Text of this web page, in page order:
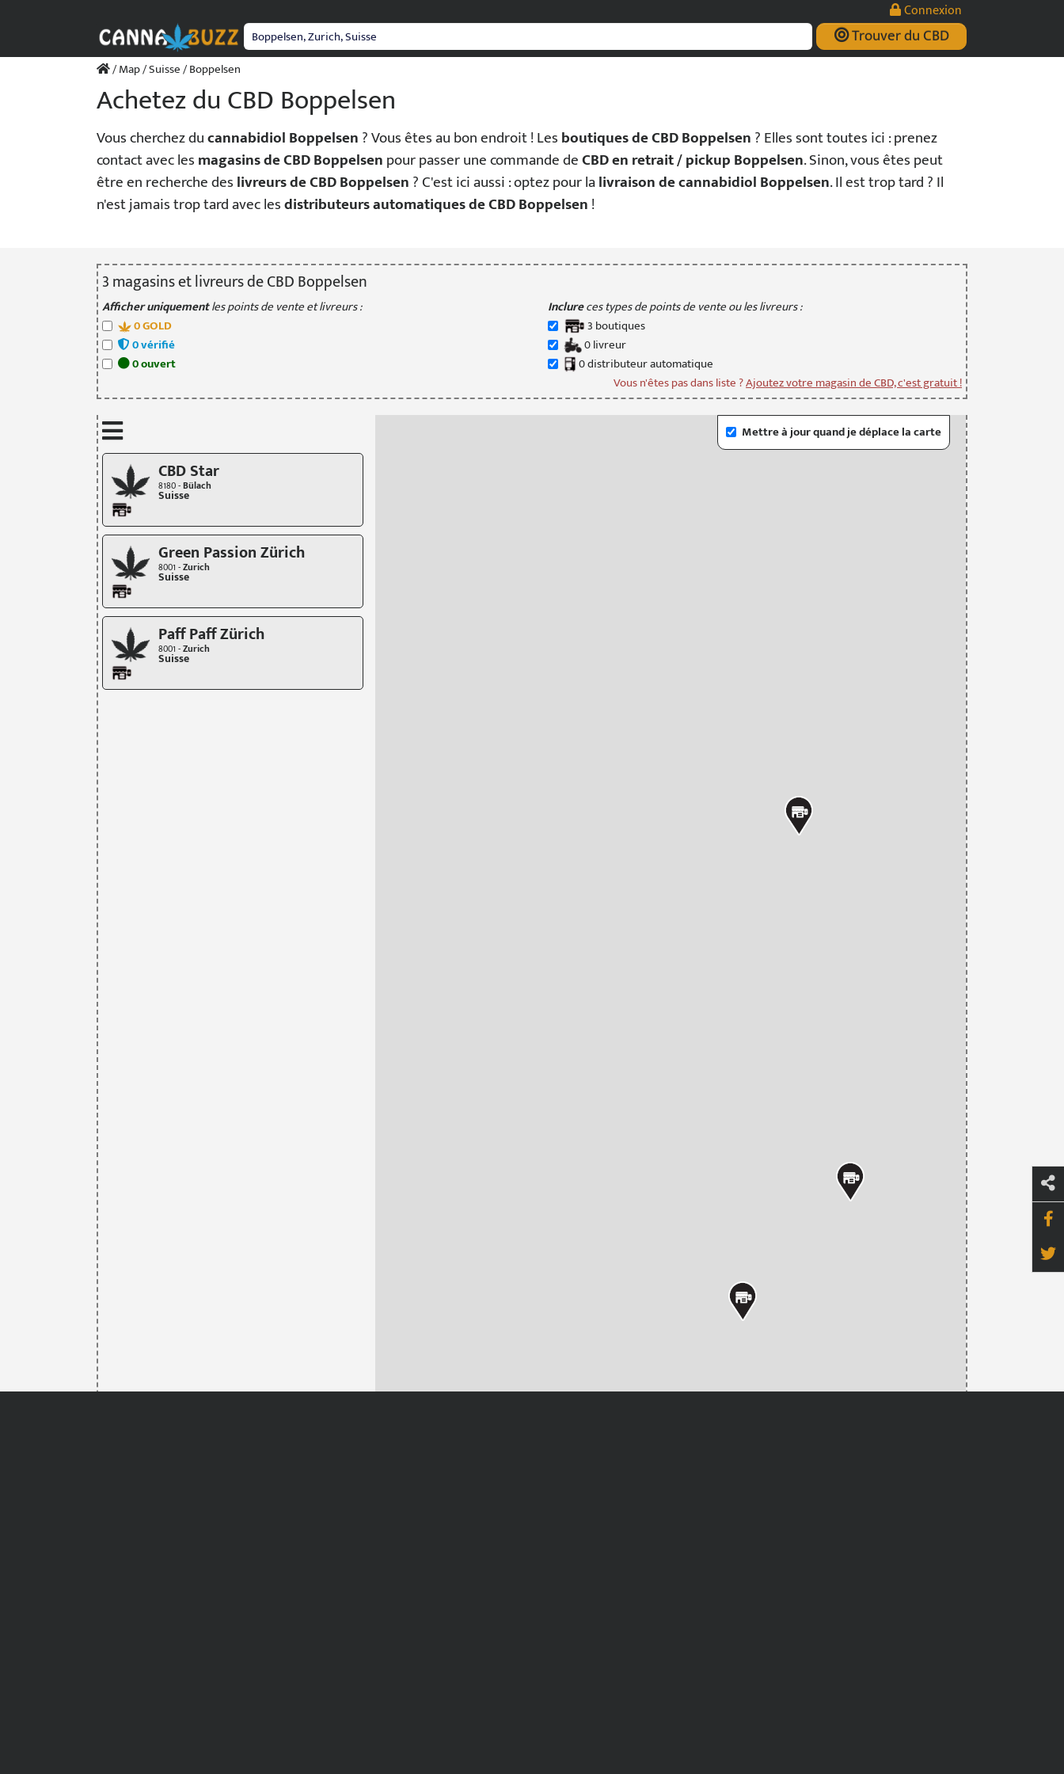
Connexion
Trouver du CBD
/Map/Suisse/ Boppelsen
Achetez du CBD Boppelsen
Vous cherchez ducannabidiol Boppelsen? Vous êtes au bon endroit ! Lesboutiques de CBD Boppelsen? Elles sont toutes ici : prenez
contact avec lesmagasins de CBD Boppelsenpour passer une commande deCBD en retrait / pickup Boppelsen. Sinon, vous êtes peut
être en recherche deslivreurs de CBD Boppelsen? C'est ici aussi : optez pour lalivraison de cannabidiol Boppelsen. Il est trop tard ? Il
n'est jamais trop tard avec lesdistributeurs automatiques de CBD Boppelsen!
3magasinset livreursde CBD Boppelsen
Afficher uniquementles points de vente et livreurs :
0GOLD
0vérifié
0ouvert
Inclureces types de points de vente ou les livreurs :
3 boutiques
0livreur
0distributeurautomatique
Vous n'êtes pas dans liste ?Ajoutez votre magasin de CBD, c'est gratuit !
Mettre à jour quand je déplace la carte
CBD Star
8180 -Bülach
Suisse
Green Passion Zürich
8001 -Zurich
Suisse
Paff Paff Zürich
8001 -Zurich
Suisse